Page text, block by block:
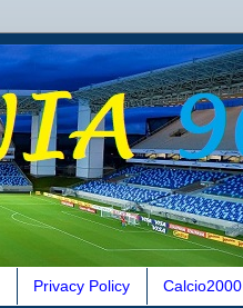
Privacy Policy Calcio2000